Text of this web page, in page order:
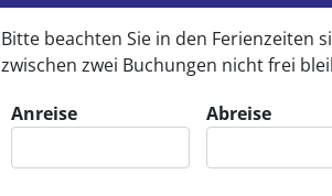
Bitte beachten Sie in den Ferienzeiten
zwischen zwei Buchungen nicht frei
Anreise
Abreise